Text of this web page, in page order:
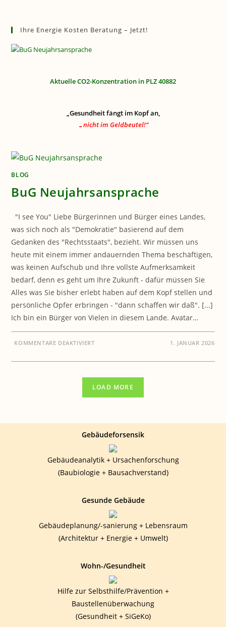
Ihre Energie Kosten Beratung – Jetzt!
Aktuelle CO2-Konzentration in PLZ 40882
„Gesundheit fängt im Kopf an,
…nicht im Geldbeutel!“
BLOG
BuG Neujahrsansprache
"I see You" Liebe Bürgerinnen und Bürger eines Landes,
was sich noch als "Demokratie" basierend auf dem
Gedanken des "Rechtsstaats", bezieht. Wir müssen uns
heute mit einem immer andauernden Thema beschäftigen,
was keinen Aufschub und Ihre vollste Aufmerksamkeit
bedarf, denn es geht um Ihre Zukunft - dafür müssen Sie
Alles was Sie bisher erlebt haben auf dem Kopf stellen und
persönliche Opfer erbringen - "dann schaffen wir daß". [...]
Ich bin ein Bürger von Vielen in diesem Lande. Avatar…
KOMMENTARE DEAKTIVIERTFÜR 1. JANUAR 2026
LOAD MORE
Gebäudeforsensik
Gebäudeanalytik + Ursachenforschung
(Baubiologie + Bausachverstand)
Gesunde Gebäude
Gebäudeplanung/-sanierung + Lebensraum
(Architektur + Energie + Umwelt)
Wohn-/Gesundheit
Hilfe zur Selbsthilfe/Prävention +
Baustellenüberwachung
(Gesundheit + SiGeKo)